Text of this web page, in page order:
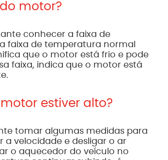
motor?
conhecer a faixa de
faixa de temperatura normal
que o motor está frio e pode
faixa, indica que o motor está
estiver alto?
tomar algumas medidas para
a velocidade e desligar o ar
o aquecedor do veículo no